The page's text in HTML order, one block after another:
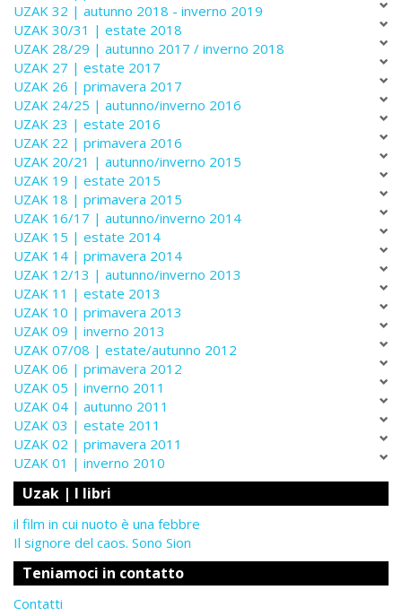
UZAK 32 | autunno 2018 - inverno 2019
UZAK 30/31 | estate 2018
UZAK 28/29 | autunno 2017 / inverno 2018
UZAK 27 | estate 2017
UZAK 26 | primavera 2017
UZAK 24/25 | autunno/inverno 2016
UZAK 23 | estate 2016
UZAK 22 | primavera 2016
UZAK 20/21 | autunno/inverno 2015
UZAK 19 | estate 2015
UZAK 18 | primavera 2015
UZAK 16/17 | autunno/inverno 2014
UZAK 15 | estate 2014
UZAK 14 | primavera 2014
UZAK 12/13 | autunno/inverno 2013
UZAK 11 | estate 2013
UZAK 10 | primavera 2013
UZAK 09 | inverno 2013
UZAK 07/08 | estate/autunno 2012
UZAK 06 | primavera 2012
UZAK 05 | inverno 2011
UZAK 04 | autunno 2011
UZAK 03 | estate 2011
UZAK 02 | primavera 2011
UZAK 01 | inverno 2010
Uzak | I libri
il film in cui nuoto è una febbre
Il signore del caos. Sono Sion
Teniamoci in contatto
Contatti